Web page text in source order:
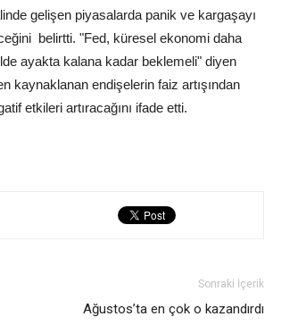
gelişen piyasalarda panik ve kargaşayı
belirtti. "Fed, küresel ekonomi daha
ayakta kalana kadar beklemeli" diyen
kaynaklanan endişelerin faiz artışından
etkileri artıracağını ifade etti.
Sonraki İçerik
Ağustos’ta en çok o kazandırdı